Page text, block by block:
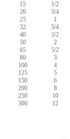
15
1/2
20
3/4
25
1
32
5/4
40
3/2
50
2
65
5/2
80
3
100
4
125
5
150
6
200
8
250
10
300
12